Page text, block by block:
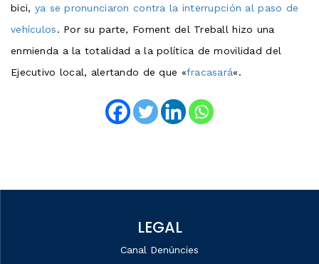
bici, ya se pronunciaron contra la interrupción al paso de
vehículos. Por su parte, Foment del Treball hizo una
enmienda a la totalidad a la política de movilidad del
Ejecutivo local, alertando de que «fracasará«.
LEGAL
Canal Denúncies